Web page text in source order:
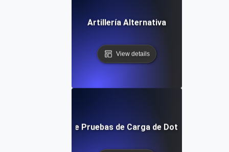
Artillería Alternativa
View details
Alternativa de Pruebas de Carga de Dotcom-Monitor